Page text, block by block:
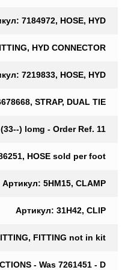
7184972, HOSE, HYD
HYD CONNECTOR
7219833, HOSE, HYD
STRAP, DUAL TIE
) lomg - Order Ref. 11
HOSE sold per foot
Артикул: 5HM15, CLAMP
Артикул: 31H42, CLIP
FITTING not in kit
- Was 7261451 - D